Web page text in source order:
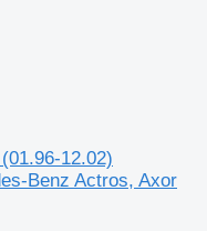
12.02)
Benz Actros, Axor